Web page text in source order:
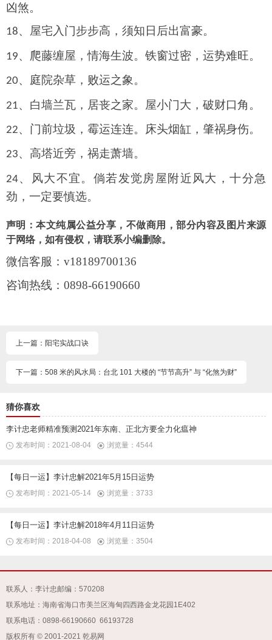
凶煞。
18、屋宅入门步步高，须知日后出富豪。
19、爬藤缠屋，情海生波。铁窗过密，运势难旺。
20、庭院杂草，败运之象。
21、白墙兰瓦，居丧之家。屋小门大，破财口角。
22、门前垃圾，霉运连连。床头烟缸，肇祸身伤。
23、高塔近旁，祸走萧墙。
24、风大不宜。倘若发觉房屋附近风大，十分急
劲，一定要慎选。
声明：本文纯属公益分享，不做商用，部分内容及图片来源
于网络，如有侵权，请联系小编删除。
微信客服： v18189700136
咨询热线： 0898-66190660
上一篇：阳宅实战口诀
下一篇：508 米的风水局：台北 101 大楼的 “节节高升” 与 “化煞为财”
猜你喜欢
李计忠老师精准预测2021年东南、正北方要全力化瘟神
发布时间：2021-08-04 浏览量：4544
【每日一运】李计忠解2021年5月15日运势
发布时间：2021-05-14 浏览量：3733
【每日一运】李计忠解2018年4月11日运势
发布时间：2018-04-08 浏览量：3504
联系人：李计忠邮编：570208
联系地址：海南省海口市美兰区海甸四西路金龙花园1E402
联系电话：0898-66190660 66193728
版权所有 © 2001-2021 乾易网